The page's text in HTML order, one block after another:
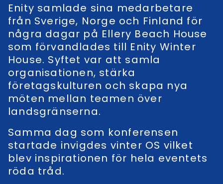
Enity samlade sina medarbetare
från Sverige, Norge och Finland för
några dagar på Ellery Beach House
som förvandlades till Enity Winter
House. Syftet var att samla
organisationen, stärka
företagskulturen och skapa nya
möten mellan teamen över
landsgränserna.
Samma dag som konferensen
startade invigdes vinter OS vilket
blev inspirationen för hela eventets
röda tråd.